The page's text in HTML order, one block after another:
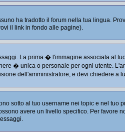
ha tradotto il forum nella tua lingua.
il link in fondo alle pagine).
La prima � l'immagine associata al
� unica o personale per ogni utente.
dell'amministratore, e devi chiedere a
sotto al tuo username nei topic e nel
avere un livello specifico. Per